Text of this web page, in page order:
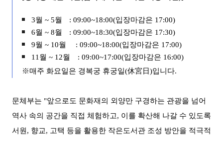
3월 ~ 5월
: 09:00~18:00(입장마감은 17:00)
6월 ~ 8월
: 09:00~18:30(입장마감은 17:30)
9월 ~ 10월 : 09:00~18:00(입장마감은 17:00)
11월 ~ 12월
: 09:00~17:00(입장마감은 16:00)
※매주 화요일은 경복궁 휴궁일(休宮日)입니다.
문체부는 "앞으로도 문화재의 외양만 구경하는 관광을 넘어
역사 속의 공간을 직접 체험하고, 이를 확산해 나갈 수 있도록
서원, 향교, 고택 등을 활용한 작은도서관 조성 방안을 적극적